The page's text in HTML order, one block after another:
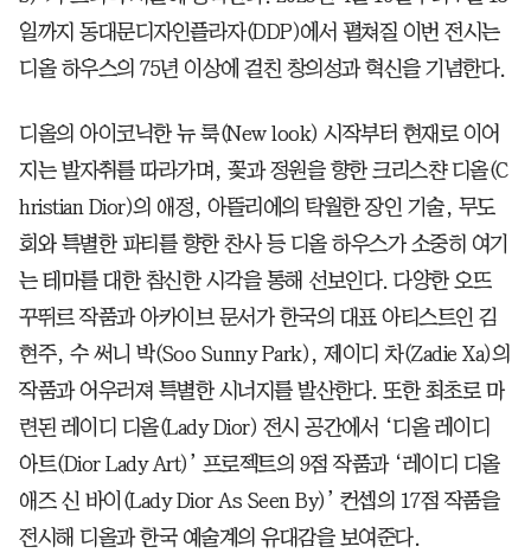
일까지 동대문디자인플라자(DDP)에서 펼쳐질 이번 전시는
디올 하우스의 75년 이상에 걸친 창의성과 혁신을 기념한다.
디올의 아이코닉한 뉴 룩(New look) 시작부터 현재로 이어
지는 발자취를 따라가며, 꽃과 정원을 향한 크리스챤 디올(C
hristian Dior)의 애정, 아뜰리에의 탁월한 장인 기술, 무도
회와 특별한 파티를 향한 찬사 등 디올 하우스가 소중히 여기
는 테마를 대한 참신한 시각을 통해 선보인다. 다양한 오뜨
꾸뛰르 작품과 아카이브 문서가 한국의 대표 아티스트인 김
현주, 수 써니 박(Soo Sunny Park), 제이디 차(Zadie Xa)의
작품과 어우러져 특별한 시너지를 발산한다. 또한 최초로 마
련된 레이디 디올(Lady Dior) 전시 공간에서 ‘디올 레이디
아트(Dior Lady Art)’ 프로젝트의 9점 작품과 ‘레이디 디올
애즈 신 바이(Lady Dior As Seen By)’ 컨셉의 17점 작품을
전시해 디올과 한국 예술계의 유대감을 보여준다.